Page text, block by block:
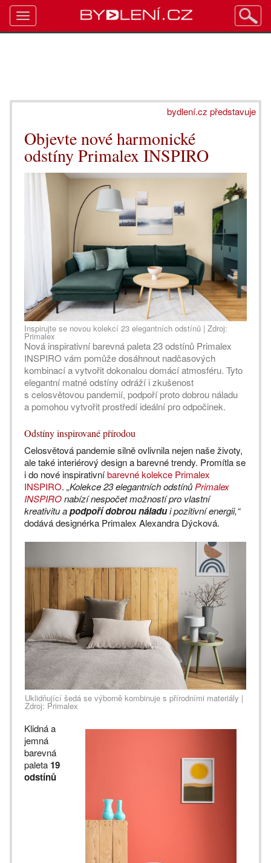
bydlení.cz představuje
Objevte nové harmonické
odstíny Primalex INSPIRO
Inspirujte se novou kolekcí 23 elegantních odstínů | Zdroj:
Primalex
Nová inspirativní barevná paleta 23 odstínů Primalex
INSPIRO vám pomůže dosáhnout nadčasových
kombinací a vytvořit dokonalou domácí atmosféru. Tyto
elegantní matné odstíny odráží i zkušenost
s celosvětovou pandemií, podpoří proto dobrou náladu
a pomohou vytvořit prostředí ideální pro odpočinek.
Odstíny inspirované přírodou
Celosvětová pandemie silně ovlivnila nejen naše životy,
ale také interiérový design a barevné trendy. Promítla se
i do nové inspirativníbarevné kolekce Primalex
INSPIRO. „Kolekce 23 elegantních odstínůPrimalex
INSPIROnabízí nespočet možností pro vlastní
kreativitu apodpoří dobrou náladui pozitivní energii,“
dodává designérka Primalex Alexandra Dýcková.
Uklidňující šedá se výborně kombinuje s přírodními materiály |
Zdroj: Primalex
Klidná a
jemná
barevná
paleta 19
odstínů
Toggle
navigation